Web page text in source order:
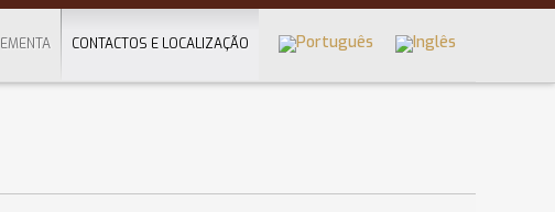
EMENTA CONTACTOS E LOCALIZAÇÃO